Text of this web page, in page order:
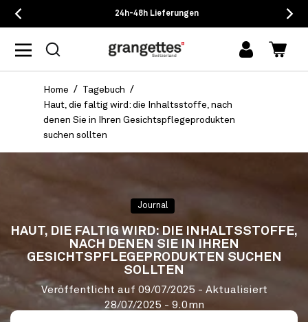
24h-48h Lieferungen
Einloggen
Home
Tagebuch
Haut, die faltig wird: die Inhaltsstoffe, nach
denen Sie in Ihren Gesichtspflegeprodukten
suchen sollten
Journal
HAUT, DIE FALTIG WIRD: DIE INHALTSSTOFFE,
NACH DENEN SIE IN IHREN
GESICHTSPFLEGEPRODUKTEN SUCHEN
SOLLTEN
Veröffentlicht auf 09/07/2025 - Aktualisiert
28/07/2025 - 9.0mn